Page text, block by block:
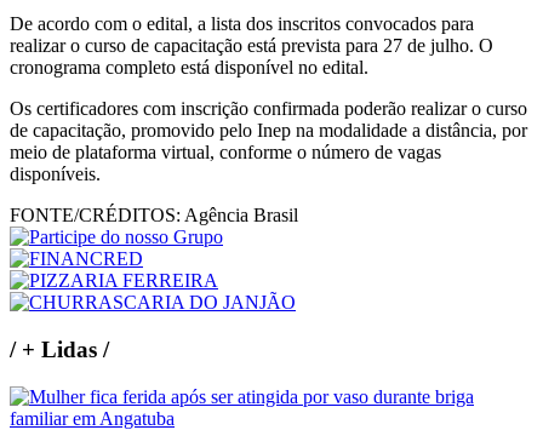
De acordo com o edital, a lista dos inscritos convocados para
realizar o curso de capacitação está prevista para 27 de julho. O
cronograma completo está disponível no edital.
Os certificadores com inscrição confirmada poderão realizar o curso
de capacitação, promovido pelo Inep na modalidade a distância, por
meio de plataforma virtual, conforme o número de vagas
disponíveis.
FONTE/CRÉDITOS: Agência Brasil
/+ Lidas /